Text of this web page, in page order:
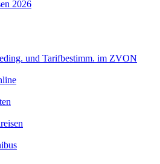
2026
und Tarifbestimm. im ZVON